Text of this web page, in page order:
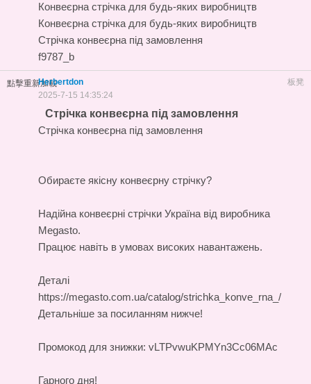
Конвеєрна стрічка для будь-яких виробництв
Конвеєрна стрічка для будь-яких виробництв
Стрічка конвеєрна під замовлення
f9787_b
點擊重新加載 板凳
Herbertdon
2025-7-15 14:35:24
Стрічка конвеєрна під замовлення
Стрічка конвеєрна під замовлення
Обираєте якісну конвеєрну стрічку?
Надійна конвеєрні стрічки Україна від виробника
Megasto.
Працює навіть в умовах високих навантажень.
Деталі
https://megasto.com.ua/catalog/strichka_konve_rna_/
Детальніше за посиланням нижче!
Промокод для знижки: vLTPvwuKPMYn3Cc06MAc
Гарного дня!